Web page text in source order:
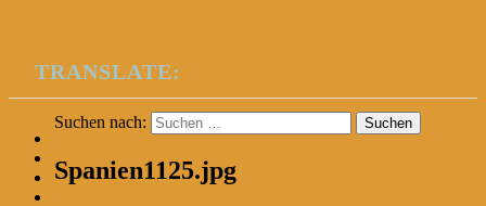
TRANSLATE:
Suchen nach:
Spanien1125.jpg